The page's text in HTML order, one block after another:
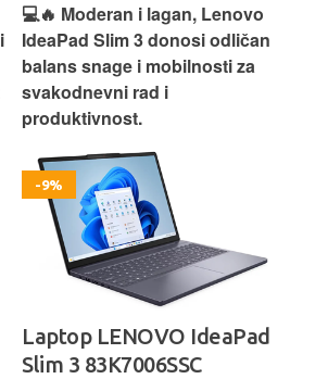
💻🔥 Moderan i lagan, Lenovo
IdeaPad Slim 3 donosi odličan
balans snage i mobilnosti za
svakodnevni rad i
produktivnost.
-9%
Laptop LENOVO IdeaPad
Slim 3 83K7006SSC